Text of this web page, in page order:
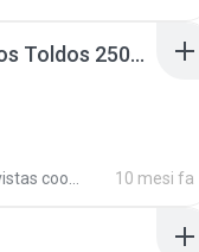
Denia Sánchez en Radio Los Toldos 250923.mp3
cooperativistas 10 mesi fa